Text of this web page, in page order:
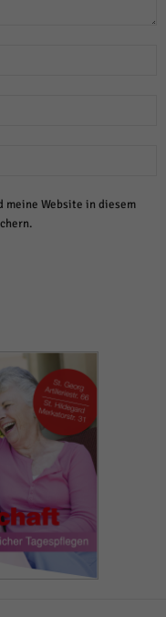
meine Website in diesem